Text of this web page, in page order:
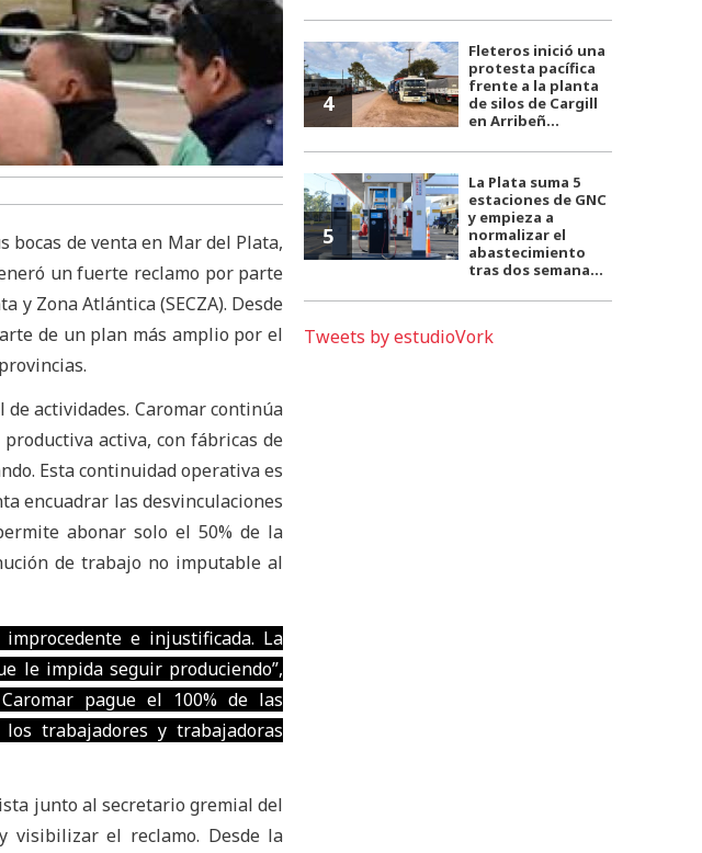
bocas de venta en Mar del Plata,
un fuerte reclamo por parte
y Zona Atlántica (SECZA). Desde
de un plan más amplio por el
actividades. Caromar continúa
activa, con fábricas de
Esta continuidad operativa es
encuadrar las desvinculaciones
abonar solo el 50% de la
de trabajo no imputable al
e injustificada. La
le impida seguir produciendo”,
pague el 100% de las
trabajadores y trabajadoras
junto al secretario gremial del
visibilizar el reclamo. Desde la
4
Fleteros inició una
protesta pacífica
frente a la planta
de silos de Cargill
en Arribeñ...
5
La Plata suma 5
estaciones de GNC
y empieza a
normalizar el
abastecimiento
tras dos semana...
Tweets by estudioVork